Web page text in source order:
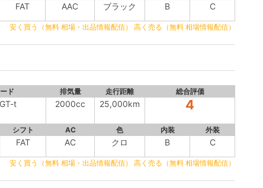
FAT AAC ブラック B C
安く買う（無料 相場・出品情報配信） 高く売る（無料 相場情報配信）
ド 排気量 走行距離 総合評価
t 2000cc 25,000km 4
シフト AC 色 内装 外装
FAT AC クロ B C
安く買う（無料 相場・出品情報配信） 高く売る（無料 相場情報配信）